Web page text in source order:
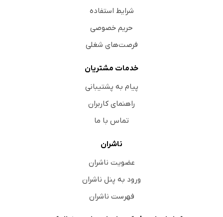
شرایط استفاده
حریم خصوصی
فرصت‌های شغلی
خدمات مشتریان
پیام به پشتیبانی
راهنمای کاربران
تماس با ما
ناشران
عضویت ناشران
ورود به پنل ناشران
فهرست ناشران